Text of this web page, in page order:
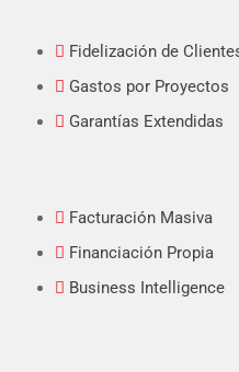
Fidelización de
Gastos por Proyectos
Garantías Extendidas
Facturación Masiva
Financiación Propia
Business Intelligence